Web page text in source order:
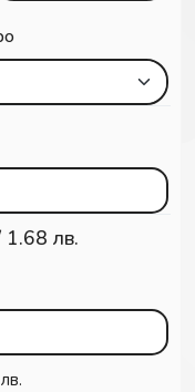
1.68 лв.